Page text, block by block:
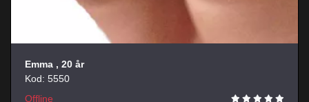
Emma , 20 år
Kod: 5550
Offline